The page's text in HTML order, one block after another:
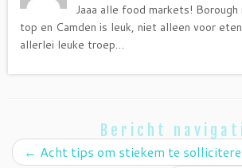
Jaaa alle food markets!
top en Camden is leuk, niet alleen voor
allerlei leuke troep…
Bericht
← Acht tips om stiekem te